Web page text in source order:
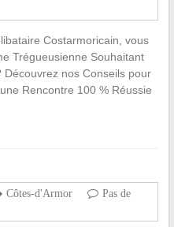
Costarmoricain, vous
Trégueusienne Souhaitant
nos Conseils pour
Rencontre 100 % Réussie
Côtes-d'Armor
Pas de